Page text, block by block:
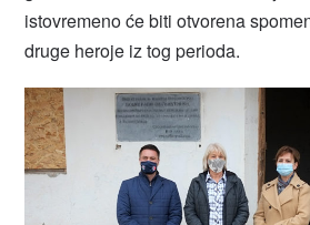
istovremeno će biti otvorena
druge heroje iz tog perioda.